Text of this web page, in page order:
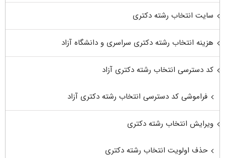
سایت انتخاب رشته دکتری
هزینه انتخاب رشته دکتری سراسری و دانشگاه آزاد
کد دسترسی انتخاب رشته دکتری آزاد
فراموشی کد دسترسی انتخاب رشته دکتری آزاد
ویرایش انتخاب رشته دکتری
حذف اولویت انتخاب رشته دکتری